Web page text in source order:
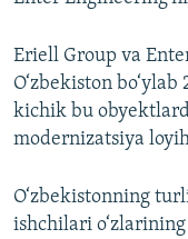
Eriell Group va
O‘zbekiston
kichik bu
modernizatsiya
O‘zbekistonning
ishchilari